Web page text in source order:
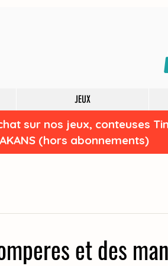
JEUX
sur nos jeux, conteuses
(hors abonnements)
et des